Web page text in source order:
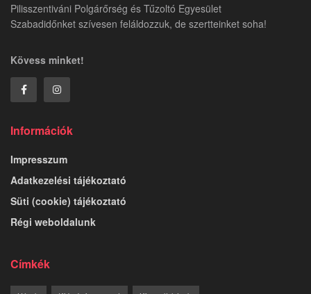
Pilisszentiváni Polgárőrség és Tűzoltó Egyesület
Szabadidőnket szívesen feláldozzuk, de szertteinket soha!
Kövess minket!
Információk
Impresszum
Adatkezelési tájékoztató
Süti (cookie) tájékoztató
Régi weboldalunk
Címkék